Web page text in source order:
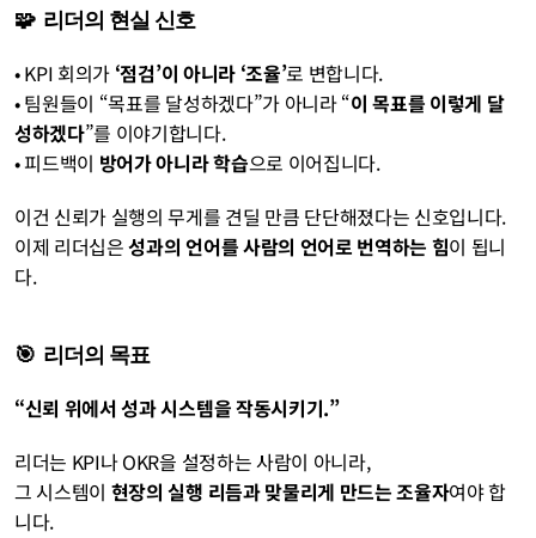
🧩  리더의 현실 신호
• KPI 회의가 ‘점검’이 아니라 ‘조율’로 변합니다.
• 팀원들이 “목표를 달성하겠다”가 아니라 “이 목표를 이렇게 달
성하겠다”를 이야기합니다.
• 피드백이 방어가 아니라 학습으로 이어집니다.
이건 신뢰가 실행의 무게를 견딜 만큼 단단해졌다는 신호입니다.
이제 리더십은 성과의 언어를 사람의 언어로 번역하는 힘이 됩니
다.
🎯  리더의 목표
“신뢰 위에서 성과 시스템을 작동시키기.”
리더는 KPI나 OKR을 설정하는 사람이 아니라,
그 시스템이 현장의 실행 리듬과 맞물리게 만드는 조율자여야 합
니다.